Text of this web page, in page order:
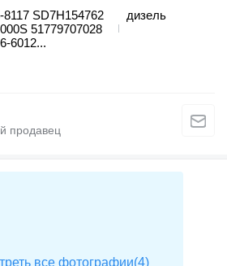
SD7H154762
51779707028
6012...
дизель